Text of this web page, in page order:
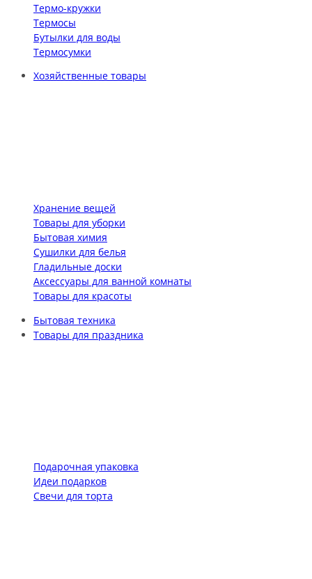
Термо-кружки
Термосы
Бутылки для воды
Термосумки
Хозяйственные товары
Хранение вещей
Товары для уборки
Бытовая химия
Сушилки для белья
Гладильные доски
Аксессуары для ванной комнаты
Товары для красоты
Бытовая техника
Товары для праздника
Подарочная упаковка
Идеи подарков
Свечи для торта